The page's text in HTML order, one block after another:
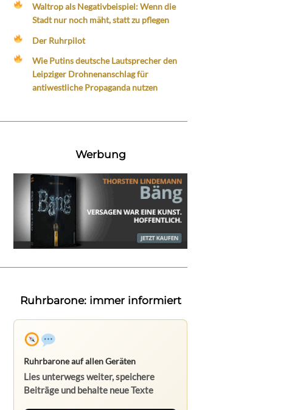
Waltrop als Negativbeispiel: Wenn die
Stadt nur noch mäht, statt zu pflegen
Der Ruhrpilot
Wie Putins deutsche Lautsprecher den
Leipziger Drohnenanschlag für
antiwestliche Propaganda nutzen
Werbung
Ruhrbarone: immer informiert
Ruhrbarone auf allen Geräten
Lies unterwegs weiter, speichere
Beiträge und behalte neue Texte